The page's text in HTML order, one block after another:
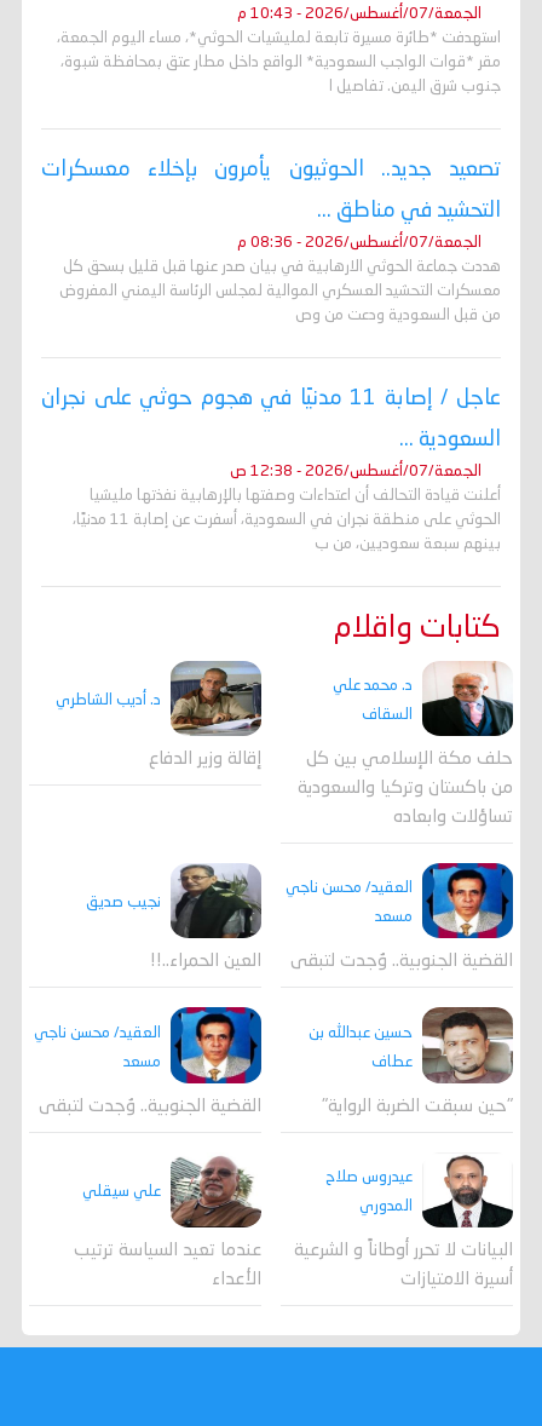
الجمعة/07/أغسطس/2026 - 10:43 م
استهدفت *طائرة مسيرة تابعة لمليشيات الحوثي*، مساء اليوم الجمعة،
مقر *قوات الواجب السعودية* الواقع داخل مطار عتق بمحافظة شبوة،
جنوب شرق اليمن. تفاصيل ا
تصعيد جديد.. الحوثيون يأمرون بإخلاء معسكرات
التحشيد في مناطق ...
الجمعة/07/أغسطس/2026 - 08:36 م
هددت جماعة الحوثي الارهابية في بيان صدر عنها قبل قليل بسحق كل
معسكرات التحشيد العسكري الموالية لمجلس الرئاسة اليمني المفروض
من قبل السعودية ودعت من وص
عاجل / إصابة 11 مدنيًا في هجوم حوثي على نجران
السعودية ...
الجمعة/07/أغسطس/2026 - 12:38 ص
أعلنت قيادة التحالف أن اعتداءات وصفتها بالإرهابية نفذتها مليشيا
الحوثي على منطقة نجران في السعودية، أسفرت عن إصابة 11 مدنيًا،
بينهم سبعة سعوديين، من ب
كتابات واقلام
د. محمد علي
السقاف
حلف مكة الإسلامي بين كل
من باكستان وتركيا والسعودية
تساؤلات وابعاده
د. أديب الشاطري
إقالة وزير الدفاع
العقيد/ محسن ناجي
مسعد
القضية الجنوبية.. وُجدت لتبقى
نجيب صديق
العين الحمراء..!!
حسين عبدالله بن
عطاف
"حين سبقت الضربة الرواية"
العقيد/ محسن ناجي
مسعد
القضية الجنوبية.. وُجدت لتبقى
عيدروس صلاح
المدوري
البيانات لا تحرر أوطاناً و الشرعية
أسيرة الامتيازات
علي سيقلي
عندما تعيد السياسة ترتيب
الأعداء